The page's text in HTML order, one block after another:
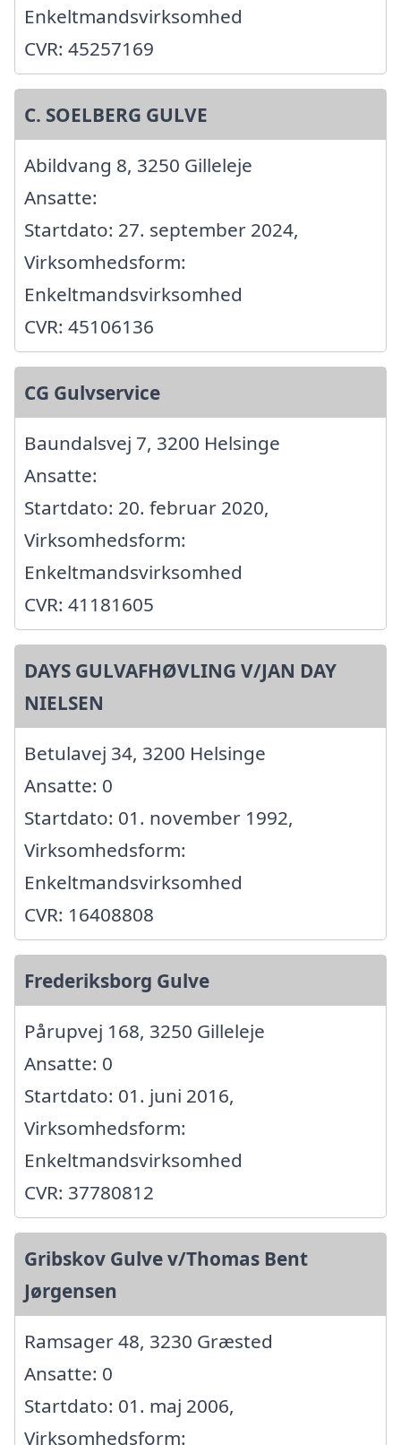
Enkeltmandsvirksomhed
CVR: 45257169
C. SOELBERG GULVE
Abildvang 8, 3250 Gilleleje
Ansatte:
Startdato: 27. september 2024,
Virksomhedsform:
Enkeltmandsvirksomhed
CVR: 45106136
CG Gulvservice
Baundalsvej 7, 3200 Helsinge
Ansatte:
Startdato: 20. februar 2020,
Virksomhedsform:
Enkeltmandsvirksomhed
CVR: 41181605
DAYS GULVAFHØVLING V/JAN DAY
NIELSEN
Betulavej 34, 3200 Helsinge
Ansatte: 0
Startdato: 01. november 1992,
Virksomhedsform:
Enkeltmandsvirksomhed
CVR: 16408808
Frederiksborg Gulve
Pårupvej 168, 3250 Gilleleje
Ansatte: 0
Startdato: 01. juni 2016,
Virksomhedsform:
Enkeltmandsvirksomhed
CVR: 37780812
Gribskov Gulve v/Thomas Bent
Jørgensen
Ramsager 48, 3230 Græsted
Ansatte: 0
Startdato: 01. maj 2006,
Virksomhedsform: